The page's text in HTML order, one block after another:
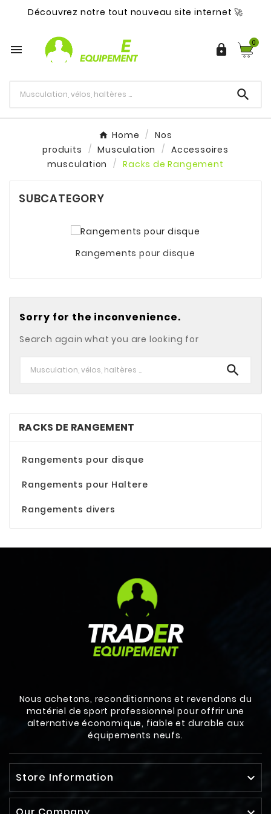
Découvrez notre tout nouveau site internet 🚀
  0

Home
Nos
produits
Musculation
Accessoires
musculation
Racks de Rangement
SUBCATEGORY
Rangements pour disque
Sorry for the inconvenience.
Search again what you are looking for

RACKS DE RANGEMENT
Rangements pour disque
Rangements pour Haltere
Rangements divers
Nous achetons, reconditionnons et revendons du
matériel de sport professionnel pour offrir une
alternative économique, fiable et durable aux
équipements neufs.
Store Information 